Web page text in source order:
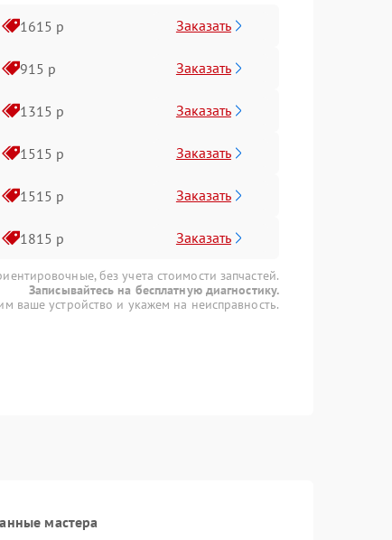
1615 р Заказать
915 р Заказать
1315 р Заказать
1515 р Заказать
1515 р Заказать
1815 р Заказать
без учета стоимости запчастей.
Записывайтесь на бесплатную диагностику.
ваше устройство и укажем на неисправность.
мастера